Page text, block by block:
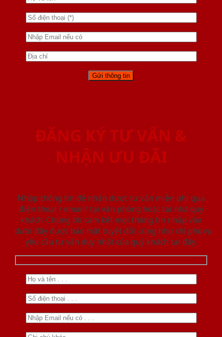
ĐĂNG KÝ TƯ VẤN &
NHẬN ƯU ĐÃI
Nhập thông tin để nhận được tư vấn miễn phí qua
điện thoại / email/ tại văn phòng hoặc tại nhà quý
khách. Chúng tôi cam kết mọi thông tin nhập vào
dưới đây được bảo mật tuyệt đối cũng như chỉ phục vụ
yêu cầu tư vấn duy nhất của quý khách tại đây.